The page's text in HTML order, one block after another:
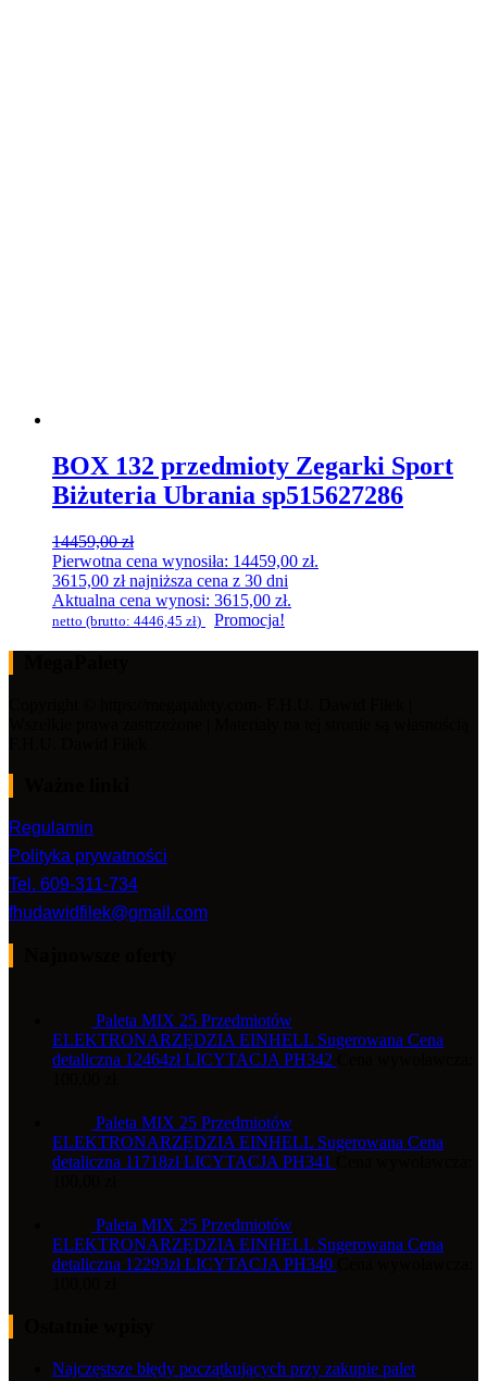
BOX 132 przedmioty Zegarki Sport
Biżuteria Ubrania sp515627286
14459,00zł
Pierwotna cena wynosiła: 14459,00 zł.
3615,00 złnajniższa cena z 30 dni
Aktualna cena wynosi: 3615,00 zł.
netto (brutto: 4446,45 zł) Promocja!
Regulamin
Polityka prywatności
Tel. 609-311-734
fhudawidfilek@gmail.com
Paleta MIX 25 Przedmiotów
ELEKTRONARZĘDZIA EINHELL Sugerowana Cena
detaliczna 12464zł LICYTACJA PH342
Paleta MIX 25 Przedmiotów
ELEKTRONARZĘDZIA EINHELL Sugerowana Cena
detaliczna 11718zł LICYTACJA PH341
Paleta MIX 25 Przedmiotów
ELEKTRONARZĘDZIA EINHELL Sugerowana Cena
detaliczna 12293zł LICYTACJA PH340
Najczęstsze błędy początkujących przy zakupie palet